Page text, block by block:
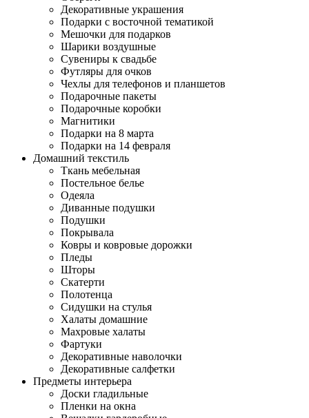
Декоративные украшения
Подарки с восточной тематикой
Мешочки для подарков
Шарики воздушные
Сувениры к свадьбе
Футляры для очков
Чехлы для телефонов и планшетов
Подарочные пакеты
Подарочные коробки
Магнитики
Подарки на 8 марта
Подарки на 14 февраля
Домашний текстиль
Ткань мебельная
Постельное белье
Одеяла
Диванные подушки
Подушки
Покрывала
Ковры и ковровые дорожки
Пледы
Шторы
Скатерти
Полотенца
Сидушки на стулья
Халаты домашние
Махровые халаты
Фартуки
Декоративные наволочки
Декоративные салфетки
Предметы интерьера
Доски гладильные
Пленки на окна